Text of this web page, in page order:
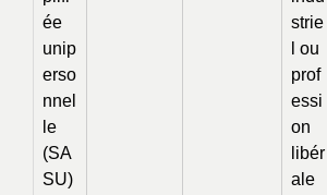
ée
unip
erso
nnel
le
(SA
SU)
strie
l ou
prof
essi
on
libér
ale